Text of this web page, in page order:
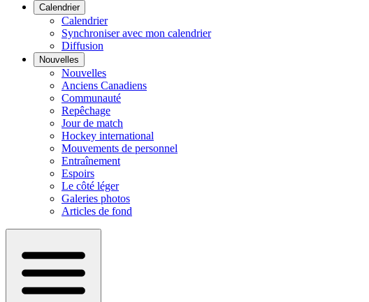
Calendrier
Calendrier
Synchroniser avec mon calendrier
Diffusion
Nouvelles
Nouvelles
Anciens Canadiens
Communauté
Repêchage
Jour de match
Hockey international
Mouvements de personnel
Entraînement
Espoirs
Le côté léger
Galeries photos
Articles de fond